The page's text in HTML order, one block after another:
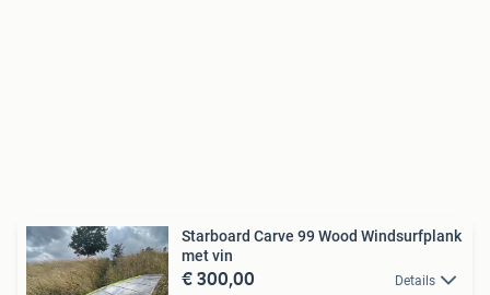
Starboard Carve 99 Wood Windsurfplank
met vin
€ 300,00 Details